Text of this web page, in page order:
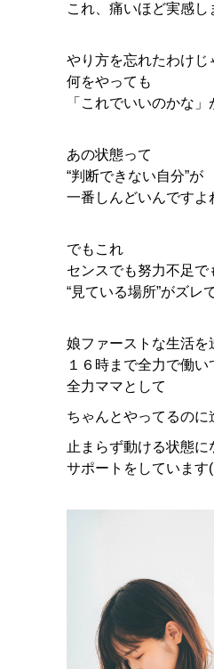
これ、痛いほど実感し
やり方を忘れたわけじ
何をやっても
「これでいいのかな
あの状態って
“判断できない自分”が
一番しんどいんですよ
でもこれ
センスでも努力不足で
“見ている場所”がズレ
娘ファーストな生活を
１６時まで全力で働い
全力ママとして
ちゃんとやってるのに
止まらず動ける状態に
サポートをしています(